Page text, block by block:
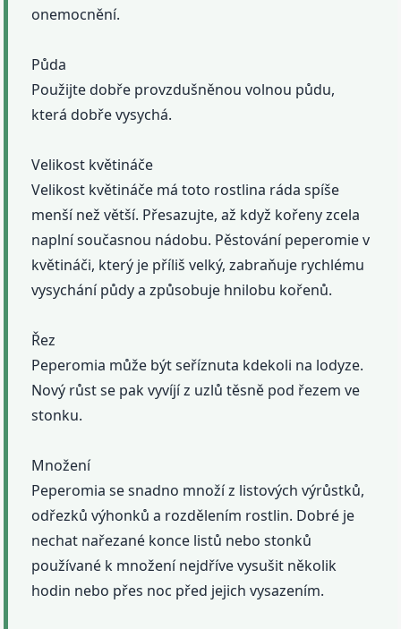
onemocnění.
Půda
Použijte dobře provzdušněnou volnou půdu,
která dobře vysychá.
Velikost květináče
Velikost květináče má toto rostlina ráda spíše
menší než větší. Přesazujte, až když kořeny zcela
naplní současnou nádobu. Pěstování peperomie v
květináči, který je příliš velký, zabraňuje rychlému
vysychání půdy a způsobuje hnilobu kořenů.
Řez
Peperomia může být seříznuta kdekoli na lodyze.
Nový růst se pak vyvíjí z uzlů těsně pod řezem ve
stonku.
Množení
Peperomia se snadno množí z listových výrůstků,
odřezků výhonků a rozdělením rostlin. Dobré je
nechat nařezané konce listů nebo stonků
používané k množení nejdříve vysušit několik
hodin nebo přes noc před jejich vysazením.